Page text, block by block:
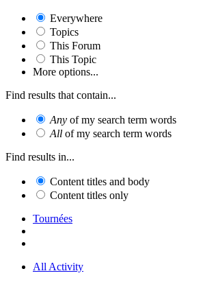
Everywhere
Topics
This Forum
This Topic
More options...
Find results that contain...
Any of my search term words
All of my search term words
Find results in...
Content titles and body
Content titles only
Tournées
All Activity